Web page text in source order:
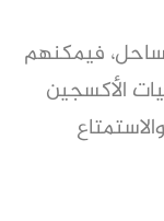
فيمكنهم
الأكسجين